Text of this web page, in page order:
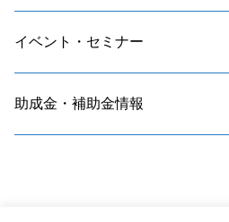
イベント・セミナー
助成金・補助金情報